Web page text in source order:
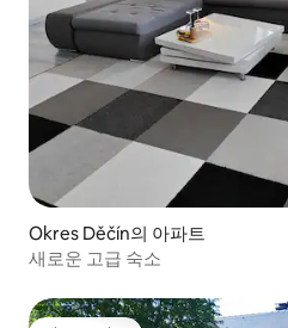
Okres Děčín의 아파트
새로운 고급 숙소